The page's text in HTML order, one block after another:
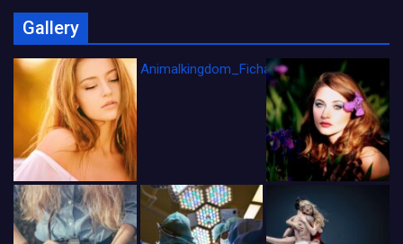
Gallery
Animalkingdom_FichaCine